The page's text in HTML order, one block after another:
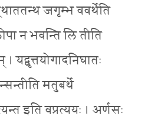
जगृम्भ ववर्थेति
न भवन्ति लि तीति
। यद्वृत्तयोगादनिघातः
मतुबर्थे
इति वप्रत्ययः । अर्णसः